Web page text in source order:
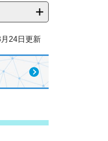
24日更新